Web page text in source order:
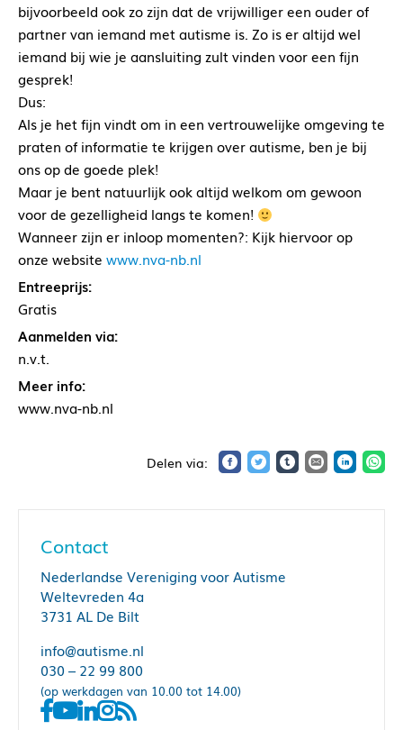
bijvoorbeeld ook zo zijn dat de vrijwilliger een ouder of
partner van iemand met autisme is. Zo is er altijd wel
iemand bij wie je aansluiting zult vinden voor een fijn
gesprek!
Dus:
Als je het fijn vindt om in een vertrouwelijke omgeving te
praten of informatie te krijgen over autisme, ben je bij
ons op de goede plek!
Maar je bent natuurlijk ook altijd welkom om gewoon
voor de gezelligheid langs te komen!
Wanneer zijn er inloop momenten?: Kijk hiervoor op
onze website www.nva-nb.nl
Entreeprijs:
Gratis
Aanmelden via:
n.v.t.
Meer info:
www.nva-nb.nl
Contact
Nederlandse Vereniging voor Autisme
Weltevreden 4a
3731 AL De Bilt
info@autisme.nl
030 – 22 99 800
(op werkdagen van 10.00 tot 14.00)